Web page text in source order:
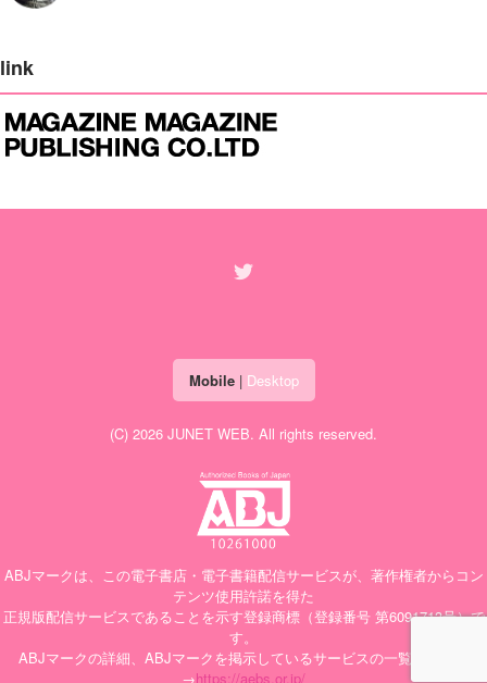
link
Mobile| Desktop
(C) 2026 JUNET WEB. All rights reserved.
ABJマークは、この電子書店・電子書籍配信サービスが、著作権者からコン
テンツ使用許諾を得た
正規版配信サービスであることを示す登録商標（登録番号 第6091713号）で
す。
ABJマークの詳細、ABJマークを掲示しているサービスの一覧はこちら
→https://aebs.or.jp/